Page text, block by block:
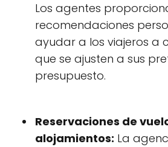
Los agentes
recomendaciones
ayudar a los viajeros a
que se ajusten a sus
presupuesto.
Reservaciones de
alojamientos: La